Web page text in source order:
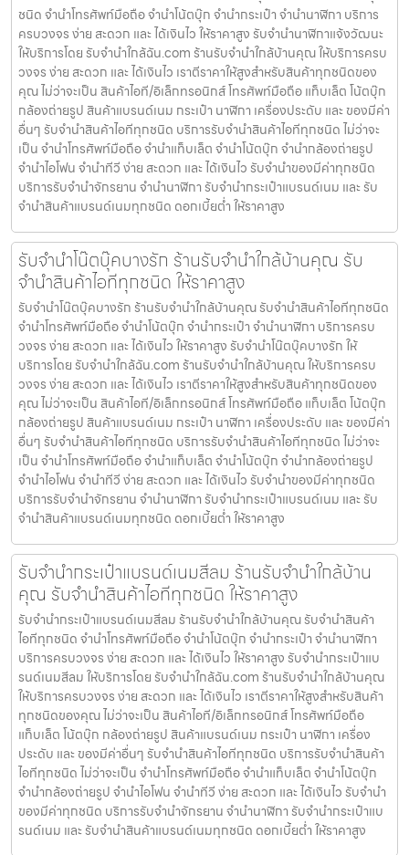
ชนิด จำนำโทรศัพท์มือถือ จำนำโน้ตบุ๊ก จำนำกระเป๋า จำนำนาฬิกา บริการ
ครบวงจร ง่าย สะดวก และ ได้เงินไว ให้ราคาสูง รับจำนำนาฬิกาแจ้งวัฒนะ
ให้บริการโดย รับจํานําใกล้ฉัน.com ร้านรับจำนำใกล้บ้านคุณ ให้บริการครบ
วงจร ง่าย สะดวก และ ได้เงินไว เราตีราคาให้สูงสำหรับสินค้าทุกชนิดของ
คุณ ไม่ว่าจะเป็น สินค้าไอที/อิเล็กทรอนิกส์ โทรศัพท์มือถือ แท็บเล็ต โน้ตบุ๊ก
กล้องถ่ายรูป สินค้าแบรนด์เนม กระเป๋า นาฬิกา เครื่องประดับ และ ของมีค่า
อื่นๆ รับจำนำสินค้าไอทีทุกชนิด บริการรับจำนำสินค้าไอทีทุกชนิด ไม่ว่าจะ
เป็น จำนำโทรศัพท์มือถือ จำนำแท็บเล็ต จำนำโน้ตบุ๊ก จำนำกล้องถ่ายรูป
จำนำไอโฟน จำนำทีวี ง่าย สะดวก และ ได้เงินไว รับจำนำของมีค่าทุกชนิด
บริการรับจำนำจักรยาน จำนำนาฬิกา รับจำนำกระเป๋าแบรนด์เนม และ รับ
จำนำสินค้าแบรนด์เนมทุกชนิด ดอกเบี้ยต่ำ ให้ราคาสูง
รับจำนำโน๊ตบุ๊คบางรัก ร้านรับจำนำใกล้บ้านคุณ รับ
จำนำสินค้าไอทีทุกชนิด ให้ราคาสูง
รับจำนำโน๊ตบุ๊คบางรัก ร้านรับจำนำใกล้บ้านคุณ รับจำนำสินค้าไอทีทุกชนิด
จำนำโทรศัพท์มือถือ จำนำโน้ตบุ๊ก จำนำกระเป๋า จำนำนาฬิกา บริการครบ
วงจร ง่าย สะดวก และ ได้เงินไว ให้ราคาสูง รับจำนำโน๊ตบุ๊คบางรัก ให้
บริการโดย รับจํานําใกล้ฉัน.com ร้านรับจำนำใกล้บ้านคุณ ให้บริการครบ
วงจร ง่าย สะดวก และ ได้เงินไว เราตีราคาให้สูงสำหรับสินค้าทุกชนิดของ
คุณ ไม่ว่าจะเป็น สินค้าไอที/อิเล็กทรอนิกส์ โทรศัพท์มือถือ แท็บเล็ต โน้ตบุ๊ก
กล้องถ่ายรูป สินค้าแบรนด์เนม กระเป๋า นาฬิกา เครื่องประดับ และ ของมีค่า
อื่นๆ รับจำนำสินค้าไอทีทุกชนิด บริการรับจำนำสินค้าไอทีทุกชนิด ไม่ว่าจะ
เป็น จำนำโทรศัพท์มือถือ จำนำแท็บเล็ต จำนำโน้ตบุ๊ก จำนำกล้องถ่ายรูป
จำนำไอโฟน จำนำทีวี ง่าย สะดวก และ ได้เงินไว รับจำนำของมีค่าทุกชนิด
บริการรับจำนำจักรยาน จำนำนาฬิกา รับจำนำกระเป๋าแบรนด์เนม และ รับ
จำนำสินค้าแบรนด์เนมทุกชนิด ดอกเบี้ยต่ำ ให้ราคาสูง
รับจำนำกระเป๋าแบรนด์เนมสีลม ร้านรับจำนำใกล้บ้าน
คุณ รับจำนำสินค้าไอทีทุกชนิด ให้ราคาสูง
รับจำนำกระเป๋าแบรนด์เนมสีลม ร้านรับจำนำใกล้บ้านคุณ รับจำนำสินค้า
ไอทีทุกชนิด จำนำโทรศัพท์มือถือ จำนำโน้ตบุ๊ก จำนำกระเป๋า จำนำนาฬิกา
บริการครบวงจร ง่าย สะดวก และ ได้เงินไว ให้ราคาสูง รับจำนำกระเป๋าแบ
รนด์เนมสีลม ให้บริการโดย รับจํานําใกล้ฉัน.com ร้านรับจำนำใกล้บ้านคุณ
ให้บริการครบวงจร ง่าย สะดวก และ ได้เงินไว เราตีราคาให้สูงสำหรับสินค้า
ทุกชนิดของคุณ ไม่ว่าจะเป็น สินค้าไอที/อิเล็กทรอนิกส์ โทรศัพท์มือถือ
แท็บเล็ต โน้ตบุ๊ก กล้องถ่ายรูป สินค้าแบรนด์เนม กระเป๋า นาฬิกา เครื่อง
ประดับ และ ของมีค่าอื่นๆ รับจำนำสินค้าไอทีทุกชนิด บริการรับจำนำสินค้า
ไอทีทุกชนิด ไม่ว่าจะเป็น จำนำโทรศัพท์มือถือ จำนำแท็บเล็ต จำนำโน้ตบุ๊ก
จำนำกล้องถ่ายรูป จำนำไอโฟน จำนำทีวี ง่าย สะดวก และ ได้เงินไว รับจำนำ
ของมีค่าทุกชนิด บริการรับจำนำจักรยาน จำนำนาฬิกา รับจำนำกระเป๋าแบ
รนด์เนม และ รับจำนำสินค้าแบรนด์เนมทุกชนิด ดอกเบี้ยต่ำ ให้ราคาสูง